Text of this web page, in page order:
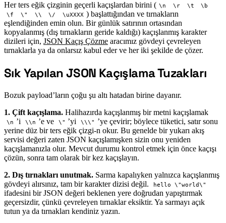
Her ters eğik çizginin geçerli kaçışlardan birini ( \n \r \t
\b
\f
\" \\ \/ \uXXXX ) başlattığından ve tırnakların
eşlendiğinden emin olun. Bir günlük satırının ortasından
kopyalanmış (dış tırnakların geride kaldığı) kaçışlanmış karakter
dizileri için, JSON Kaçış Çözme aracımız gövdeyi çevreleyen
tırnaklarla ya da onlarsız kabul eder ve her iki şekilde de çözer.
#
Sık Yapılan JSON Kaçışlama Tuzakları
Bozuk payload’ların çoğu şu altı hatadan birine dayanır.
1. Çift kaçışlama. Halihazırda kaçışlanmış bir metni kaçışlamak
\n ’i \\n ’e ve \" ’yi \\\"
’ye çevirir; böylece tüketici, satır sonu
yerine düz bir ters eğik çizgi-n okur. Bu genelde bir yukarı akış
servisi değeri zaten JSON kaçışlamışken sizin onu yeniden
kaçışlamanızla olur. Mevcut durumu kontrol etmek için önce kaçışı
çözün, sonra tam olarak bir kez kaçışlayın.
2. Dış tırnakları unutmak. Sarma kapalıyken yalnızca kaçışlanmış
gövdeyi alırsınız, tam bir karakter dizisi değil.
hello \"world\"
ifadesini bir JSON değeri beklenen yere doğrudan yapıştırmak
geçersizdir, çünkü çevreleyen tırnaklar eksiktir. Ya sarmayı açık
tutun ya da tırnakları kendiniz yazın.